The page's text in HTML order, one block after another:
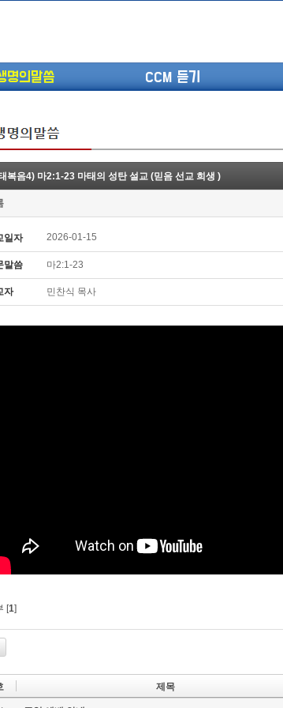
명의말씀 CCM 듣기
린도전서12) 고전7:23-40 ...
린도전서10) 고전6:1~11 ...
린도전서9) 고전5:1-13 ...
린도전서7) 고전4:1-8 판...
복음4) 마2:1-23 마태의 성탄 설교 (믿음 선교 희생 )
일자 2026-01-15
말씀 마2:1-23
자 민찬식 목사
[1]
제목